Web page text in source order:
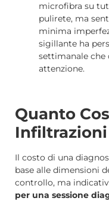
microfibra su
pulirete, ma
minima
sigillante ha
settimanale che
attenzione.
Quanto
Infiltrazioni
Il costo di una
base alle dimensioni
controllo, ma
per una sessione